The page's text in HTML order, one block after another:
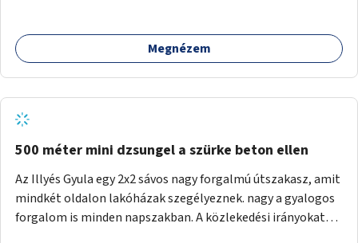
Megnézem
500 méter mini dzsungel a szürke beton ellen
Az Illyés Gyula egy 2x2 sávos nagy forgalmú útszakasz, amit
mindkét oldalon lakóházak szegélyeznek. nagy a gyalogos
forgalom is minden napszakban. A közlekedési irányokat